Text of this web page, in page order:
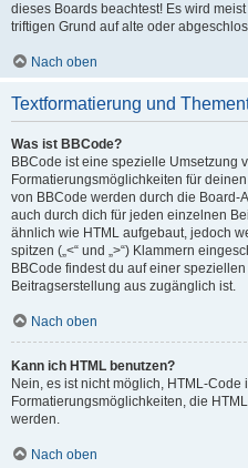
dieses Boards beachtest! Es wird
triftigen Grund auf alte oder
Nach oben
Textformatierung und
Was ist BBCode?
BBCode ist eine spezielle Umsetzung
Formatierungsmöglichkeiten für
von BBCode werden durch die Board-
auch durch dich für jeden einzelnen
ähnlich wie HTML aufgebaut, jedoch
spitzen („<“ und „>“) Klammern
BBCode findest du auf einer
Beitragserstellung aus zugänglich ist.
Nach oben
Kann ich HTML benutzen?
Nein, es ist nicht möglich, HTML-
Formatierungsmöglichkeiten, die
werden.
Nach oben